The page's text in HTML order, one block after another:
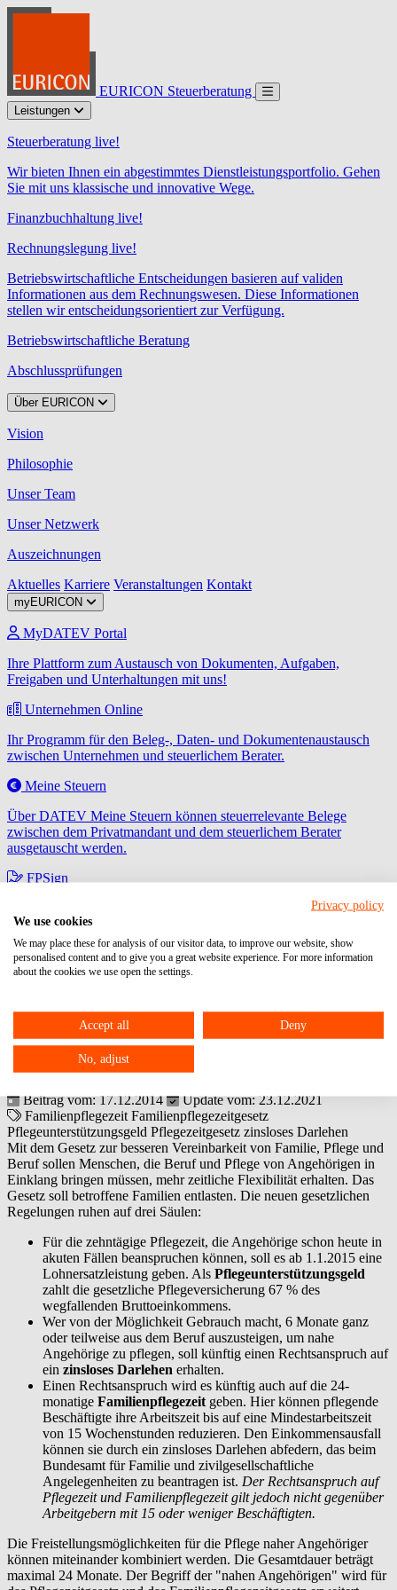
EURICON Steuerberatung
Leistungen
Steuerberatung live!
Wir bieten Ihnen ein abgestimmtes Dienstleistungsportfolio. Gehen
Sie mit uns klassische und innovative Wege.
Finanzbuchhaltung live!
Rechnungslegung live!
Betriebswirtschaftliche Entscheidungen basieren auf validen
Informationen aus dem Rechnungswesen. Diese Informationen
stellen wir entscheidungsorientiert zur Verfügung.
Betriebswirtschaftliche Beratung
Abschlussprüfungen
Über EURICON
Vision
Philosophie
Unser Team
Unser Netzwerk
Auszeichnungen
Aktuelles Karriere Veranstaltungen Kontakt
myEURICON
MyDATEV Portal
Ihre Plattform zum Austausch von Dokumenten, Aufgaben,
Freigaben und Unterhaltungen mit uns!
Unternehmen Online
Ihr Programm für den Beleg-, Daten- und Dokumentenaustausch
zwischen Unternehmen und steuerlichem Berater.
Meine Steuern
Über DATEV Meine Steuern können steuerrelevante Belege
zwischen dem Privatmandant und dem steuerlichem Berater
ausgetauscht werden.
FPSign
Fast Docs
zur Anlage von Lohnmitarbeiterstammdaten
Mehr Flexibilität für pflegende
Angehörige
Dieser Artikel ist älter als 2 Monate. Möglicherweise sind die
Beitrag vom: 17.12.2014
Update vom: 23.12.2021
Familienpflegezeit Familienpflegezeitgesetz
Pflegeunterstützungsgeld Pflegezeitgesetz zinsloses Darlehen
Mit dem Gesetz zur besseren Vereinbarkeit von Familie, Pflege und
Beruf sollen Menschen, die Beruf und Pflege von Angehörigen in
Einklang bringen müssen, mehr zeitliche Flexibilität erhalten. Das
Gesetz soll betroffene Familien entlasten. Die neuen gesetzlichen
Regelungen ruhen auf drei Säulen:
Für die zehntägige Pflegezeit, die Angehörige schon heute in
akuten Fällen beanspruchen können, soll es ab 1.1.2015 eine
Lohnersatzleistung geben. Als Pflegeunterstützungsgeld
zahlt die gesetzliche Pflegeversicherung 67 % des
wegfallenden Bruttoeinkommens.
Wer von der Möglichkeit Gebrauch macht, 6 Monate ganz
oder teilweise aus dem Beruf auszusteigen, um nahe
Angehörige zu pflegen, soll künftig einen Rechtsanspruch auf
ein zinsloses Darlehen erhalten.
Einen Rechtsanspruch wird es künftig auch auf die 24-
monatige Familienpflegezeit geben. Hier können pflegende
Beschäftigte ihre Arbeitszeit bis auf eine Mindestarbeitszeit
von 15 Wochenstunden reduzieren. Den Einkommensausfall
können sie durch ein zinsloses Darlehen abfedern, das beim
Bundesamt für Familie und zivilgesellschaftliche
Angelegenheiten zu beantragen ist. Der Rechtsanspruch auf
Pflegezeit und Familienpflegezeit gilt jedoch nicht gegenüber
Arbeitgebern mit 15 oder weniger Beschäftigten.
Die Freistellungsmöglichkeiten für die Pflege naher Angehöriger
können miteinander kombiniert werden. Die Gesamtdauer beträgt
maximal 24 Monate. Der Begriff der "nahen Angehörigen" wird für
Privacy policy
We use cookies
We may place these for analysis of our visitor data, to improve our website, show
personalised content and to give you a great website experience. For more information
about the cookies we use open the settings.
Accept all Deny
No, adjust